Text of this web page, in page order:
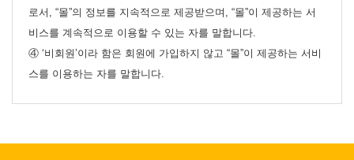
로서, “몰”의 정보를 지속적으로 제공받으며, “몰”이 제공하는 서
비스를 계속적으로 이용할 수 있는 자를 말합니다.
④ ‘비회원’이라 함은 회원에 가입하지 않고 “몰”이 제공하는 서비
스를 이용하는 자를 말합니다.